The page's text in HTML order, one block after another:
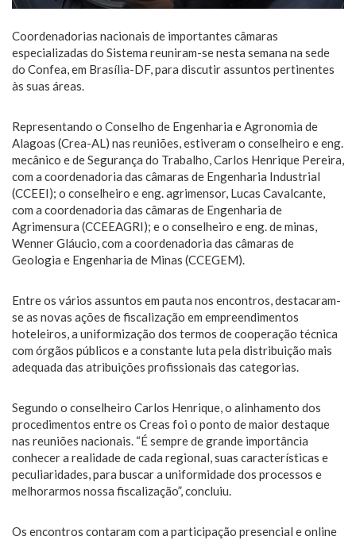
Coordenadorias nacionais de importantes câmaras
especializadas do Sistema reuniram-se nesta semana na sede
do Confea, em Brasília-DF, para discutir assuntos pertinentes
às suas áreas.
Representando o Conselho de Engenharia e Agronomia de
Alagoas (Crea-AL) nas reuniões, estiveram o conselheiro e eng.
mecânico e de Segurança do Trabalho, Carlos Henrique Pereira,
com a coordenadoria das câmaras de Engenharia Industrial
(CCEEI); o conselheiro e eng. agrimensor, Lucas Cavalcante,
com a coordenadoria das câmaras de Engenharia de
Agrimensura (CCEEAGRI); e o conselheiro e eng. de minas,
Wenner Gláucio, com a coordenadoria das câmaras de
Geologia e Engenharia de Minas (CCEGEM).
Entre os vários assuntos em pauta nos encontros, destacaram-
se as novas ações de fiscalização em empreendimentos
hoteleiros, a uniformização dos termos de cooperação técnica
com órgãos públicos e a constante luta pela distribuição mais
adequada das atribuições profissionais das categorias.
Segundo o conselheiro Carlos Henrique, o alinhamento dos
procedimentos entre os Creas foi o ponto de maior destaque
nas reuniões nacionais. “É sempre de grande importância
conhecer a realidade de cada regional, suas características e
peculiaridades, para buscar a uniformidade dos processos e
melhorarmos nossa fiscalização”, concluiu.
Os encontros contaram com a participação presencial e online